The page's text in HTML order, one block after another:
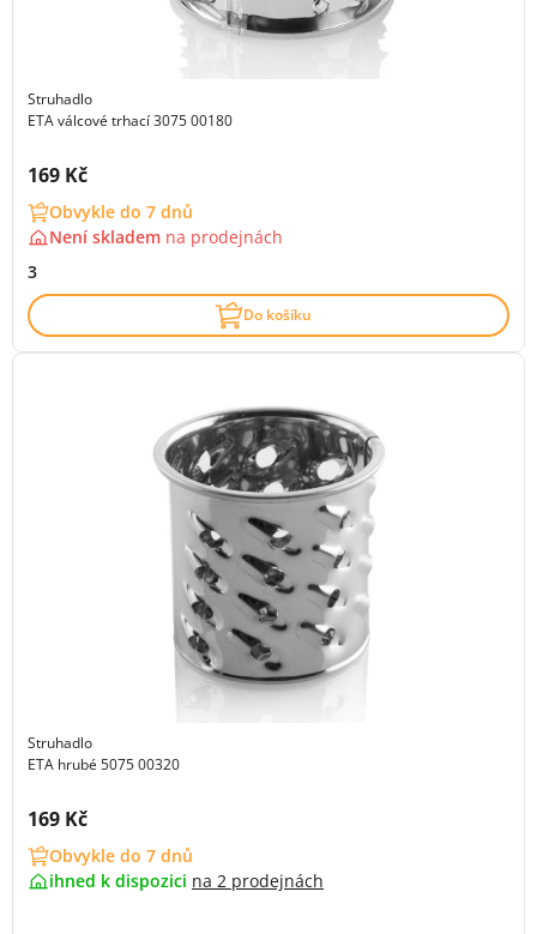
Struhadlo
ETA válcové trhací 3075 00180
Cena s DPH:
169 Kč
Obvykle do 7 dnů
Není skladem na prodejnách
3
Do košíku
Struhadlo
ETA hrubé 5075 00320
Cena s DPH:
169 Kč
Obvykle do 7 dnů
ihned k dispozici na 2 prodejnách